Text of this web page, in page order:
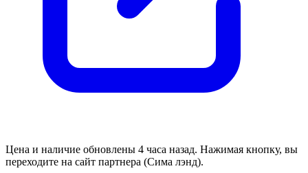
Цена и наличие обновлены 4 часа назад. Нажимая кнопку, вы
переходите на сайт партнера (Сима лэнд).